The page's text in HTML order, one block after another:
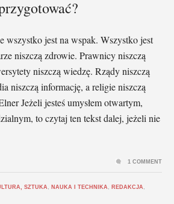
wszystko jest na wspak. Wszystko jest
niszczą zdrowie. Prawnicy niszczą
niszczą wiedzę. Rządy niszczą
niszczą informację, a religie niszczą
Jeżeli jesteś umysłem otwartym,
to czytaj ten tekst dalej, jeżeli nie
SZTUKA NAUKA I TECHNIKA REDAKCJA
1 COMMENT